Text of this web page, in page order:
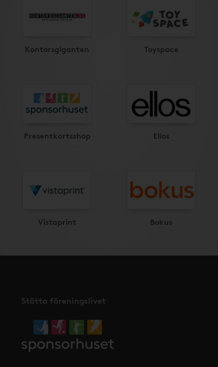
Kontorsgiganten Toyspace
Presentkortsshop Ellos
Vistaprint Bokus
Stötta föreningslivet